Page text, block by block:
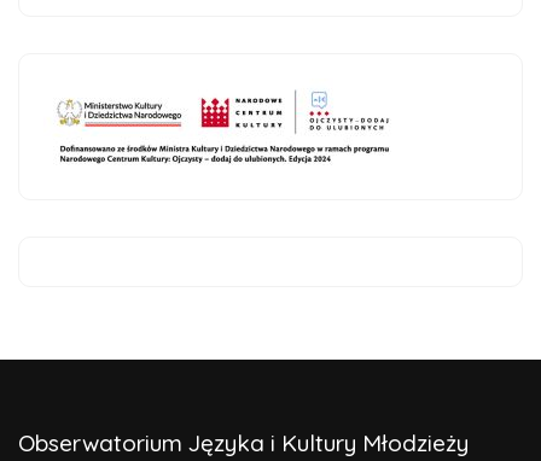
Obserwatorium Języka i Kultury Młodzieży